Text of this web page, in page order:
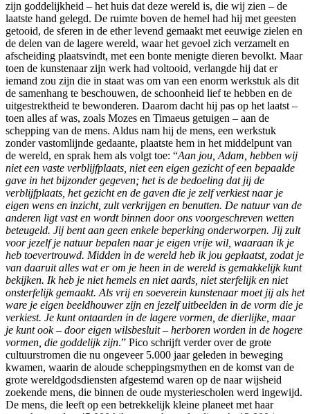
zijn goddelijkheid – het huis dat deze wereld is, die wij zien – de
laatste hand gelegd. De ruimte boven de hemel had hij met geesten
getooid, de sferen in de ether levend gemaakt met eeuwige zielen en
de delen van de lagere wereld, waar het gevoel zich verzamelt en
afscheiding plaatsvindt, met een bonte menigte dieren bevolkt. Maar
toen de kunstenaar zijn werk had voltooid, verlangde hij dat er
iemand zou zijn die in staat was om van een enorm werkstuk als dit
de samenhang te beschouwen, de schoonheid lief te hebben en de
uitgestrektheid te bewonderen. Daarom dacht hij pas op het laatst –
toen alles af was, zoals Mozes en Timaeus getuigen – aan de
schepping van de mens. Aldus nam hij de mens, een werkstuk
zonder vastomlijnde gedaante, plaatste hem in het middelpunt van
de wereld, en sprak hem als volgt toe: “Aan jou, Adam, hebben wij
niet een vaste verblijfplaats, niet een eigen gezicht of een bepaalde
gave in het bijzonder gegeven; het is de bedoeling dat jij de
verblijfplaats, het gezicht en de gaven die je zelf verkiest naar je
eigen wens en inzicht, zult verkrijgen en benutten. De natuur van de
anderen ligt vast en wordt binnen door ons voorgeschreven wetten
beteugeld. Jij bent aan geen enkele beperking onderworpen. Jij zult
voor jezelf je natuur bepalen naar je eigen vrije wil, waaraan ik je
heb toevertrouwd. Midden in de wereld heb ik jou geplaatst, zodat je
van daaruit alles wat er om je heen in de wereld is gemakkelijk kunt
bekijken. Ik heb je niet hemels en niet aards, niet sterfelijk en niet
onsterfelijk gemaakt. Als vrij en soeverein kunstenaar moet jij als het
ware je eigen beeldhouwer zijn en jezelf uitbeelden in de vorm die je
verkiest. Je kunt ontaarden in de lagere vormen, de dierlijke, maar
je kunt ook – door eigen wilsbesluit – herboren worden in de hogere
vormen, die goddelijk zijn.” Pico schrijft verder over de grote
cultuurstromen die nu ongeveer 5.000 jaar geleden in beweging
kwamen, waarin de aloude scheppingsmythen en de komst van de
grote wereldgodsdiensten afgestemd waren op de naar wijsheid
zoekende mens, die binnen de oude mysteriescholen werd ingewijd.
De mens, die leeft op een betrekkelijk kleine planeet met haar